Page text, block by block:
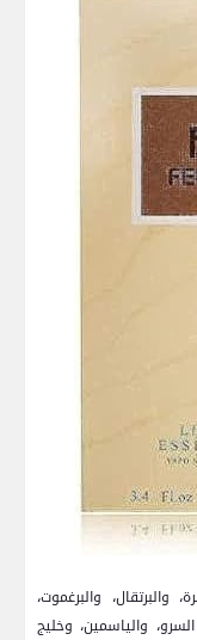
والبرغموت،
والياسمين، وخليج